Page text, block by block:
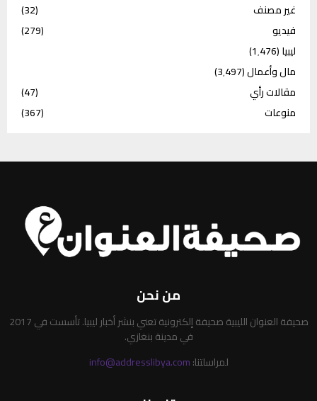
غير مصنف
(32)
فيديو
(279)
ليبيا(1٬476)
مال وأعمال(3٬497)
مقالات رأي
(47)
منوعات
(367)
من نحن
صحيفة العنوان الليبية صحيفة إلكترونية تعني بنشر أخبار ليبيا. تأسست في 2017
في مدينة بنغازي.
لمراسلتنا:info@addresslibya.com